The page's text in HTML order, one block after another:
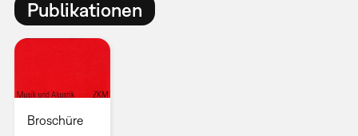
Publikationen
Broschüre